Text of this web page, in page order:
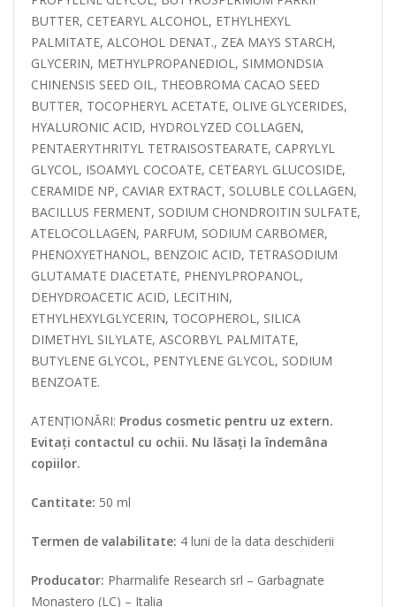
BUTTER, CETEARYL ALCOHOL, ETHYLHEXYL
PALMITATE, ALCOHOL DENAT., ZEA MAYS STARCH,
GLYCERIN, METHYLPROPANEDIOL, SIMMONDSIA
CHINENSIS SEED OIL, THEOBROMA CACAO SEED
BUTTER, TOCOPHERYL ACETATE, OLIVE GLYCERIDES,
HYALURONIC ACID, HYDROLYZED COLLAGEN,
PENTAERYTHRITYL TETRAISOSTEARATE, CAPRYLYL
GLYCOL, ISOAMYL COCOATE, CETEARYL GLUCOSIDE,
CERAMIDE NP, CAVIAR EXTRACT, SOLUBLE COLLAGEN,
BACILLUS FERMENT, SODIUM CHONDROITIN SULFATE,
ATELOCOLLAGEN, PARFUM, SODIUM CARBOMER,
PHENOXYETHANOL, BENZOIC ACID, TETRASODIUM
GLUTAMATE DIACETATE, PHENYLPROPANOL,
DEHYDROACETIC ACID, LECITHIN,
ETHYLHEXYLGLYCERIN, TOCOPHEROL, SILICA
DIMETHYL SILYLATE, ASCORBYL PALMITATE,
BUTYLENE GLYCOL, PENTYLENE GLYCOL, SODIUM
BENZOATE.
ATENȚIONĂRI: Produs cosmetic pentru uz extern.
Evitați contactul cu ochii. Nu lăsați la îndemâna
copiilor.
Cantitate: 50 ml
Termen de valabilitate: 4 luni de la data deschiderii
Producator: Pharmalife Research srl – Garbagnate
Monastero (LC) – Italia